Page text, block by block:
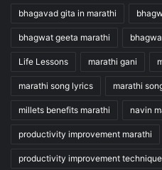
bhagavad gita in marathi
bhagwat geeta marathi
Life Lessons marathi gani
marathi song lyrics marathi
millets benefits marathi navin
productivity improvement marathi
productivity improvement